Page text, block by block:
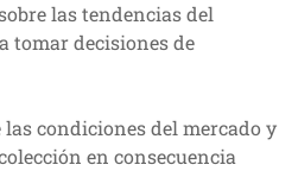
las tendencias del
tomar decisiones de
condiciones del mercado y
en consecuencia